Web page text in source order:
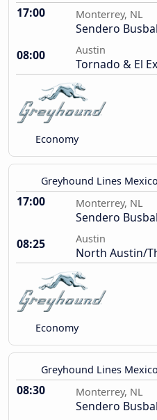
17:00 Monterrey, NL
Sendero
08:00
Austin
Tornado & El
Economy
Greyhound Lines Mexico
17:00 Monterrey, NL
Sendero
08:25
Austin
North Austin/
Economy
Greyhound Lines Mexico
08:30 Monterrey, NL
Sendero